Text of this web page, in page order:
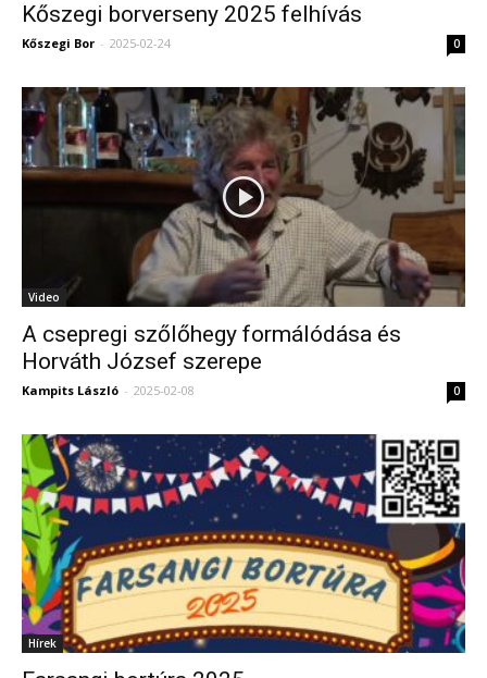
Kőszegi borverseny 2025 felhívás
Kőszegi Bor - 2025-02-24 0
Video
A csepregi szőlőhegy formálódása és
Horváth József szerepe
Kampits László - 2025-02-08 0
Hírek